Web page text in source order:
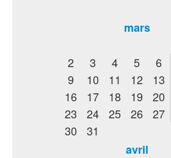
mars
2
3 4 5 6
9
10 11 12 13
16
17 18 19 20
23
24 25 26 27
30
31
avril